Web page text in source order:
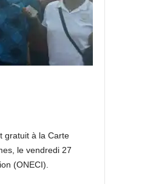
gratuit à la Carte
le vendredi 27
(ONECI).